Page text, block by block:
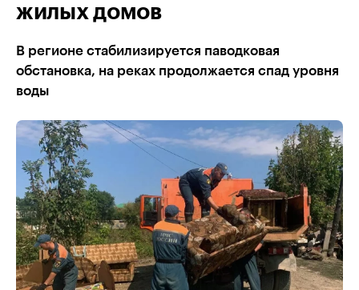
жилых домов
В регионе стабилизируется паводковая
обстановка, на реках продолжается спад уровня
воды